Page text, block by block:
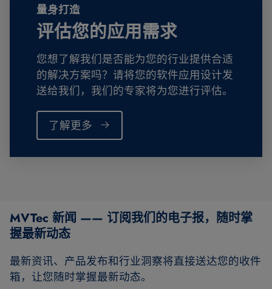
量身打造
评估您的应用需求
您想了解我们是否能为您的行业提供合适
的解决方案吗？请将您的软件应用设计发
送给我们，我们的专家将为您进行评估。
了解更多
MVTec 新闻 —— 订阅我们的电子报，随时掌
握最新动态
最新资讯、产品发布和行业洞察将直接送达您的收件
箱，让您随时掌握最新动态。